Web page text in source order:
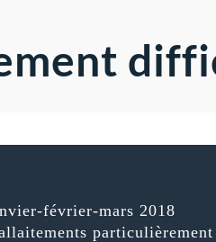
février-mars 2018